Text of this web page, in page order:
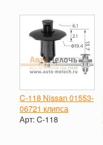
-
+
C-118 Nissan 01553-
06721 клипса
Арт: C-118